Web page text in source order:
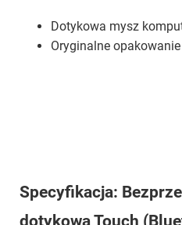
Dotykowa mysz
Oryginalne
Specyfikacja: